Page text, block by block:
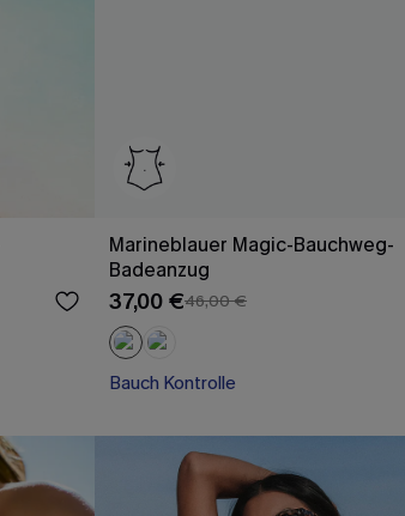
Marineblauer Magic-Bauchweg-
Badeanzug
37,00 €46,00 €
Bauch Kontrolle